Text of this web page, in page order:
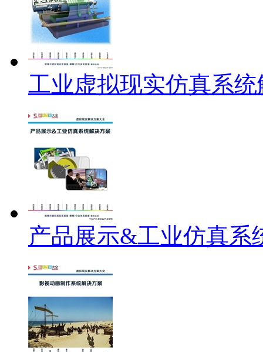
工业虚拟现实仿真系
产品展示&工业仿真